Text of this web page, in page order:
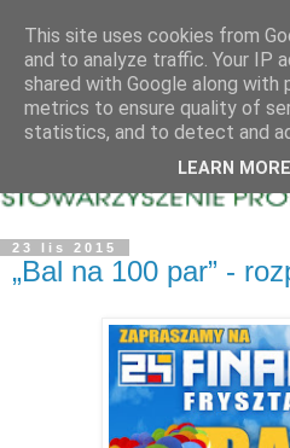
23 lis 2015
„Bal na 100 par” -
This site uses cookies from
and to analyze traffic. Your IP
shared with Google along with
metrics to ensure quality of
statistics, and to detect and
LEARN MORE